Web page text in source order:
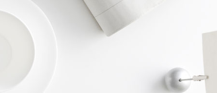
数据统计分析